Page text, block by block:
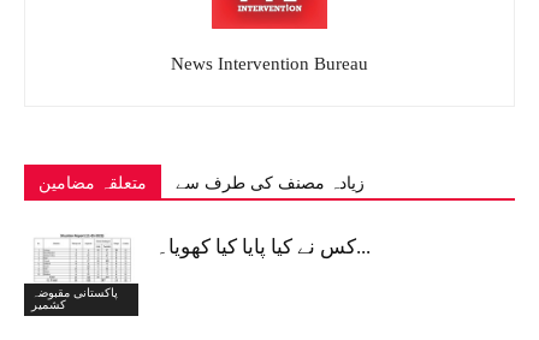
News Intervention Bureau
متعلقہ مضامین زیادہ مصنف کی طرف سے
پاکستانی مقبوضہ
کشمیر
کس نے کیا پایا کیا کھویا۔...